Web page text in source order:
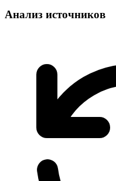
Анализ источников